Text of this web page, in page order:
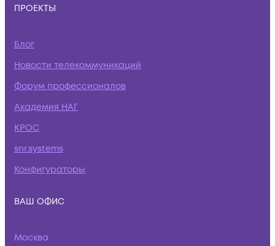
ПРОЕКТЫ
Блог
Новости телекоммуникаций
Форум профессионалов
Академия НАГ
КРОС
snr.systems
Конфигураторы
ВАШ ОФИС
Москва